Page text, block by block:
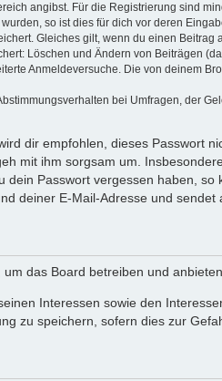
angibst. Für die Registrierung sind
so ist dies für dich vor deren
Gleiches gilt, wenn du einen Beitrag
Löschen und Ändern von Beiträgen
Anmeldeversuche. Die von deinem
bei Umfragen, der
dir empfohlen, dieses Passwort
mit ihm sorgsam um.
Passwort vergessen haben, so
deiner E-Mail-Adresse und
das Board betreiben und
Interessen sowie den
zu speichern, sofern dies zur